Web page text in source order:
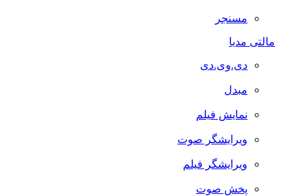
مسنجر
مالتی مدیا
دی.وی.دی
مبدل
نمایش فیلم
ویرایشگر صوت
ویرایشگر فیلم
پخش صوت